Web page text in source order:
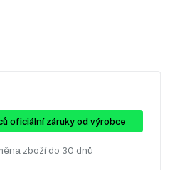
oficiální záruky od výrobce
zboží do 30 dnů